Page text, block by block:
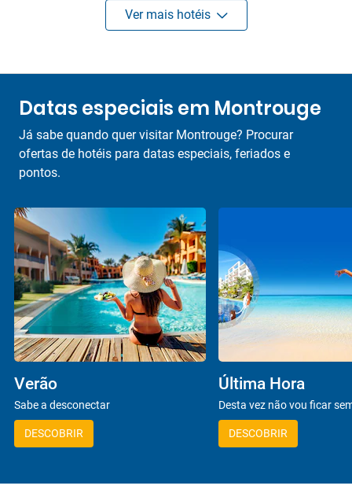
Ver mais hotéis
Datas especiais em Montrouge
Já sabe quando quer visitar Montrouge? Procurar
ofertas de hotéis para datas especiais, feriados e
pontos.
Verão
Sabe a desconectar
DESCOBRIR
Última Hora
Desta vez não vou ficar
DESCOBRIR